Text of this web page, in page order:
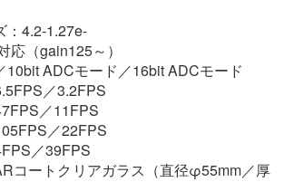
：4.2-1.27e-
応（gain125～）
10bit ADCモード／16bit ADCモード
／3.2FPS
／11FPS
／22FPS
／39FPS
コートクリアガラス（直径φ55mm／厚